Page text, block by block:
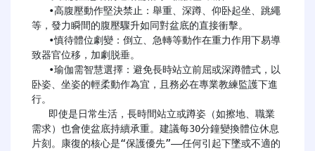
等，發力瞬間的腹壓驟升如同對盆底的直接衝擊。
致器官位移，加劇脱垂。
卧姿、坐姿的輕柔動作為宜，且務必在專業教練監護下進
行。
需求）也會使盆底持續承重。建議每30分鐘變換體位休息
片刻。康復的核心是“保護優先”——任何引起下墜或不適的